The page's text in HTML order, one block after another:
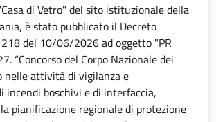
di Vetro" del sito istituzionale della
è stato pubblicato il Decreto
del 10/06/2026 ad oggetto "PR
“Concorso del Corpo Nazionale dei
nelle attività di vigilanza e
incendi boschivi e di interfaccia,
pianificazione regionale di protezione